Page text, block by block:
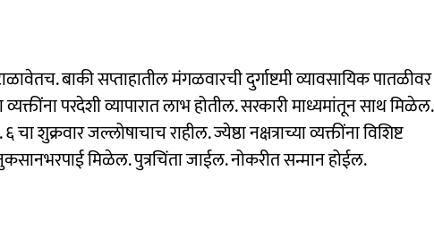
बाकी सप्ताहातील मंगळवारची दुर्गाष्टमी व्यावसायिक पातळीवर
परदेशी व्यापारात लाभ होतील. सरकारी माध्यमांतून साथ मिळेल.
चा शुक्रवार जल्लोषाचाच राहील. ज्येष्ठा नक्षत्राच्या व्यक्तींना विशिष्ट
मिळेल. पुत्रचिंता जाईल. नोकरीत सन्मान होईल.